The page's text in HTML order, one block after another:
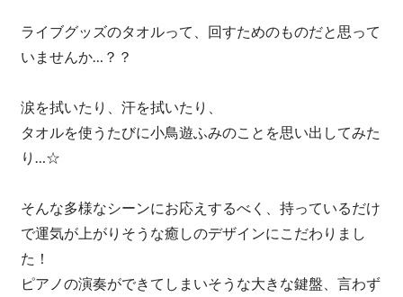
ライブグッズのタオルって、回すためのものだと思って
いませんか…？？
涙を拭いたり、汗を拭いたり、
タオルを使うたびに小鳥遊ふみのことを思い出してみた
り…☆
そんな多様なシーンにお応えするべく、持っているだけ
で運気が上がりそうな癒しのデザインにこだわりまし
た！
ピアノの演奏ができてしまいそうな大きな鍵盤、言わず